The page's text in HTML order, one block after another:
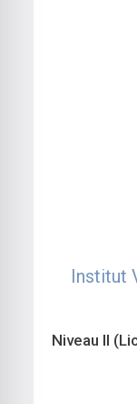
Institut
Niveau II